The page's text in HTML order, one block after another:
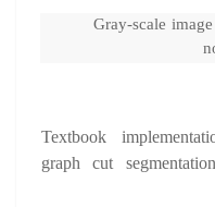
Gray-scale
Textbook
graph cut